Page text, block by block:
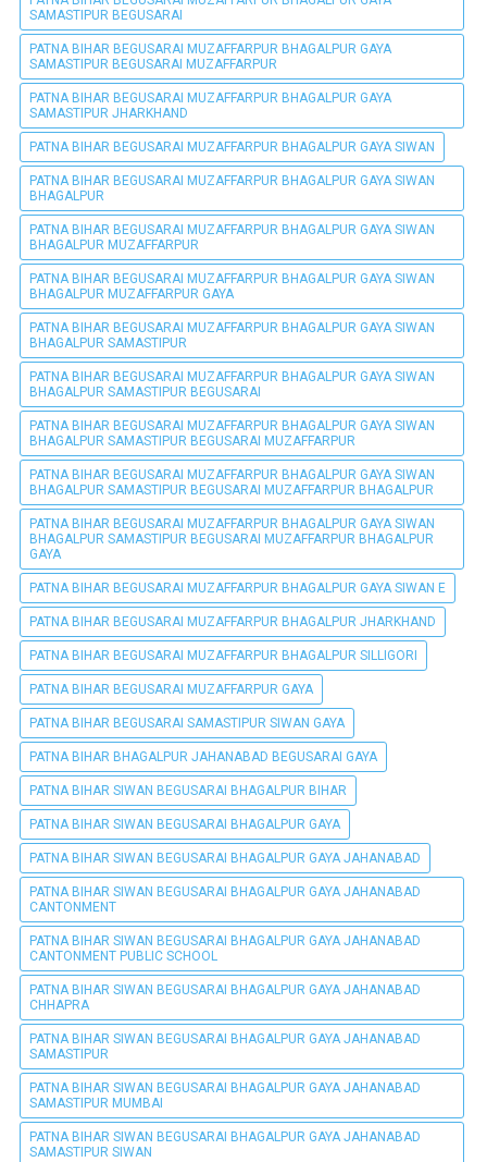
SAMASTIPUR BEGUSARAI
PATNA BIHAR BEGUSARAI MUZAFFARPUR BHAGALPUR GAYA
SAMASTIPUR BEGUSARAI MUZAFFARPUR
PATNA BIHAR BEGUSARAI MUZAFFARPUR BHAGALPUR GAYA
SAMASTIPUR JHARKHAND
PATNA BIHAR BEGUSARAI MUZAFFARPUR BHAGALPUR GAYA SIWAN
PATNA BIHAR BEGUSARAI MUZAFFARPUR BHAGALPUR GAYA SIWAN
BHAGALPUR
PATNA BIHAR BEGUSARAI MUZAFFARPUR BHAGALPUR GAYA SIWAN
BHAGALPUR MUZAFFARPUR
PATNA BIHAR BEGUSARAI MUZAFFARPUR BHAGALPUR GAYA SIWAN
BHAGALPUR MUZAFFARPUR GAYA
PATNA BIHAR BEGUSARAI MUZAFFARPUR BHAGALPUR GAYA SIWAN
BHAGALPUR SAMASTIPUR
PATNA BIHAR BEGUSARAI MUZAFFARPUR BHAGALPUR GAYA SIWAN
BHAGALPUR SAMASTIPUR BEGUSARAI
PATNA BIHAR BEGUSARAI MUZAFFARPUR BHAGALPUR GAYA SIWAN
BHAGALPUR SAMASTIPUR BEGUSARAI MUZAFFARPUR
PATNA BIHAR BEGUSARAI MUZAFFARPUR BHAGALPUR GAYA SIWAN
BHAGALPUR SAMASTIPUR BEGUSARAI MUZAFFARPUR BHAGALPUR
PATNA BIHAR BEGUSARAI MUZAFFARPUR BHAGALPUR GAYA SIWAN
BHAGALPUR SAMASTIPUR BEGUSARAI MUZAFFARPUR BHAGALPUR
GAYA
PATNA BIHAR BEGUSARAI MUZAFFARPUR BHAGALPUR GAYA SIWAN E
PATNA BIHAR BEGUSARAI MUZAFFARPUR BHAGALPUR JHARKHAND
PATNA BIHAR BEGUSARAI MUZAFFARPUR BHAGALPUR SILLIGORI
PATNA BIHAR BEGUSARAI MUZAFFARPUR GAYA
PATNA BIHAR BEGUSARAI SAMASTIPUR SIWAN GAYA
PATNA BIHAR BHAGALPUR JAHANABAD BEGUSARAI GAYA
PATNA BIHAR SIWAN BEGUSARAI BHAGALPUR BIHAR
PATNA BIHAR SIWAN BEGUSARAI BHAGALPUR GAYA
PATNA BIHAR SIWAN BEGUSARAI BHAGALPUR GAYA JAHANABAD
PATNA BIHAR SIWAN BEGUSARAI BHAGALPUR GAYA JAHANABAD
CANTONMENT
PATNA BIHAR SIWAN BEGUSARAI BHAGALPUR GAYA JAHANABAD
CANTONMENT PUBLIC SCHOOL
PATNA BIHAR SIWAN BEGUSARAI BHAGALPUR GAYA JAHANABAD
CHHAPRA
PATNA BIHAR SIWAN BEGUSARAI BHAGALPUR GAYA JAHANABAD
SAMASTIPUR
PATNA BIHAR SIWAN BEGUSARAI BHAGALPUR GAYA JAHANABAD
SAMASTIPUR MUMBAI
PATNA BIHAR SIWAN BEGUSARAI BHAGALPUR GAYA JAHANABAD
SAMASTIPUR SIWAN